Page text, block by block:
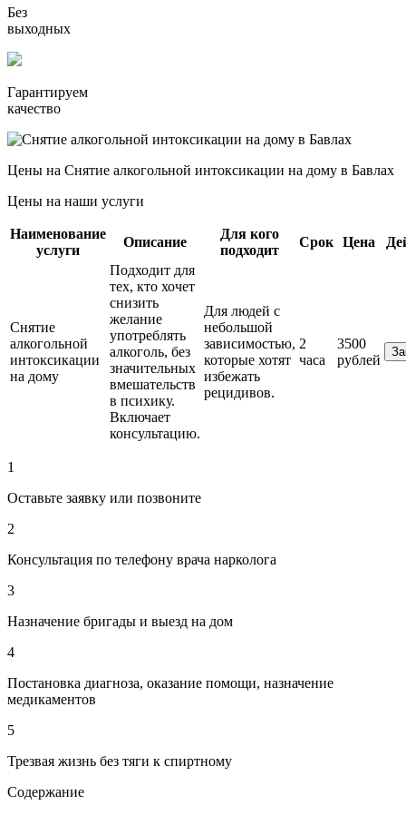
Без
выходных
Гарантируем
качество
Цены на Снятие алкогольной интоксикации на дому в Бавлах
Цены на наши услуги
Наименование
услуги
Описание
Для кого
подходит
Срок Цена
Снятие
алкогольной
интоксикации
на дому
Подходит для
тех, кто хочет
снизить
желание
употреблять
алкоголь, без
значительных
вмешательств
в психику.
Включает
консультацию.
Для людей с
небольшой
зависимостью,
которые хотят
избежать
рецидивов.
2
часа
3500
рублей
1
Оставьте заявку или позвоните
2
Консультация по телефону врача нарколога
3
Назначение бригады и выезд на дом
4
Постановка диагноза, оказание помощи, назначение
медикаментов
5
Трезвая жизнь без тяги к спиртному
Содержание